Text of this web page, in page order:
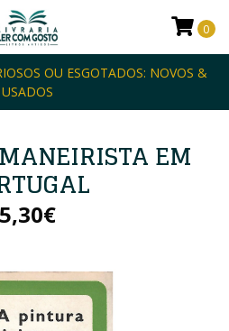
OU ESGOTADOS: NOVOS &
USADOS
0
EM
5,30€